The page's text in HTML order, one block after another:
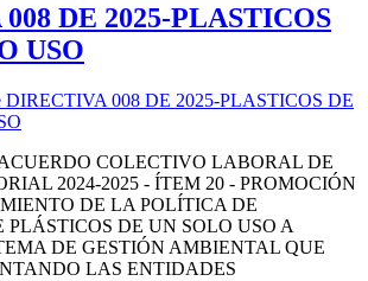
DE 2025-PLASTICOS
USO
DIRECTIVA 008 DE 2025-PLASTICOS DE
COLECTIVO LABORAL DE
2024-2025 - ÍTEM 20 - PROMOCIÓN
DE LA POLÍTICA DE
DE UN SOLO USO A
DE GESTIÓN AMBIENTAL QUE
LAS ENTIDADES